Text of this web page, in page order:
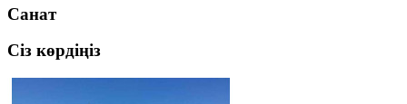
Санат
Сіз көрдіңіз